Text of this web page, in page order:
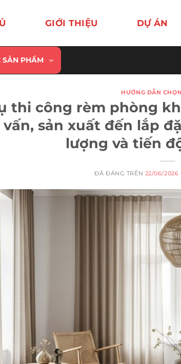
GIỚI THIỆU DỰ ÁN
SẢN PHẨM
HƯỚNG DẪN
thi công rèm phòng
sản xuất đến lắp
lượng và tiến
ĐÃ ĐĂNG TRÊN 22/06/2026